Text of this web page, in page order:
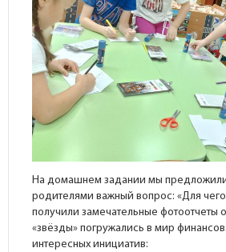
На домашнем задании мы
родителями важный вопрос: «Для
получили замечательные фотоотчеты
«звёзды» погружались в мир
интересных инициатив: